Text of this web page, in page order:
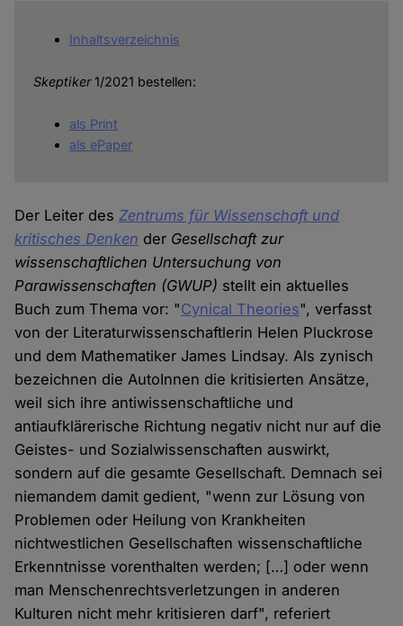
Inhaltsverzeichnis
Skeptiker1/2021 bestellen:
als Print
als ePaper
Der Leiter des Zentrums für Wissenschaft und
kritisches Denken der Gesellschaft zur
wissenschaftlichen Untersuchung von
Parawissenschaften (GWUP) stellt ein aktuelles
Buch zum Thema vor: "Cynical Theories", verfasst
von der Literaturwissenschaftlerin Helen Pluckrose
und dem Mathematiker James Lindsay. Als zynisch
bezeichnen die AutoInnen die kritisierten Ansätze,
weil sich ihre antiwissenschaftliche und
antiaufklärerische Richtung negativ nicht nur auf die
Geistes- und Sozialwissenschaften auswirkt,
sondern auf die gesamte Gesellschaft. Demnach sei
niemandem damit gedient, "wenn zur Lösung von
Problemen oder Heilung von Krankheiten
nichtwestlichen Gesellschaften wissenschaftliche
Erkenntnisse vorenthalten werden; […] oder wenn
man Menschenrechtsverletzungen in anderen
Kulturen nicht mehr kritisieren darf", referiert